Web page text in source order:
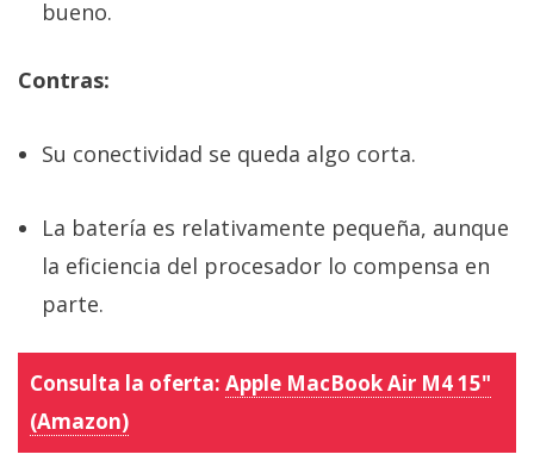
bueno.
Contras:
Su conectividad se queda algo corta.
La batería es relativamente pequeña, aunque
la eficiencia del procesador lo compensa en
parte.
Consulta la oferta: Apple MacBook Air M4 15"
(Amazon)